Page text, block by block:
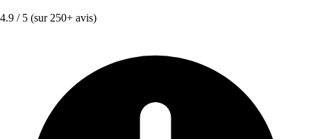
4.9 / 5 (sur 250+ avis)